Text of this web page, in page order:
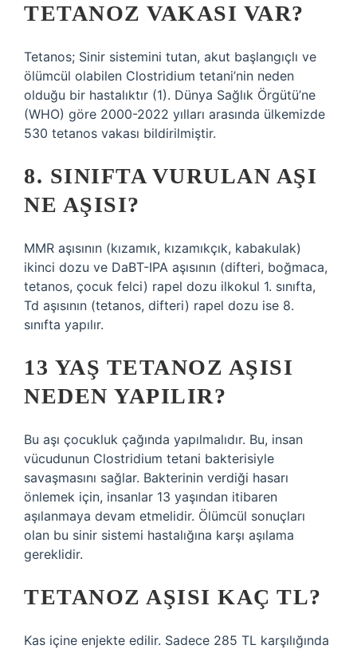
TETANOZ VAKASI VAR?
Tetanos; Sinir sistemini tutan, akut başlangıçlı ve
ölümcül olabilen Clostridium tetani’nin neden
olduğu bir hastalıktır (1). Dünya Sağlık Örgütü’ne
(WHO) göre 2000-2022 yılları arasında ülkemizde
530 tetanos vakası bildirilmiştir.
8. SINIFTA VURULAN AŞI
NE AŞISI?
MMR aşısının (kızamık, kızamıkçık, kabakulak)
ikinci dozu ve DaBT-IPA aşısının (difteri, boğmaca,
tetanos, çocuk felci) rapel dozu ilkokul 1. sınıfta,
Td aşısının (tetanos, difteri) rapel dozu ise 8.
sınıfta yapılır.
13 YAŞ TETANOZ AŞISI
NEDEN YAPILIR?
Bu aşı çocukluk çağında yapılmalıdır. Bu, insan
vücudunun Clostridium tetani bakterisiyle
savaşmasını sağlar. Bakterinin verdiği hasarı
önlemek için, insanlar 13 yaşından itibaren
aşılanmaya devam etmelidir. Ölümcül sonuçları
olan bu sinir sistemi hastalığına karşı aşılama
gereklidir.
TETANOZ AŞISI KAÇ TL?
Kas içine enjekte edilir. Sadece 285 TL karşılığında